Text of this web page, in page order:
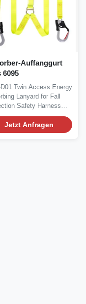
Auffanggurt
6095
Twin Access Energy
Lanyard for Fall
Safety Harness
Jetzt Anfragen